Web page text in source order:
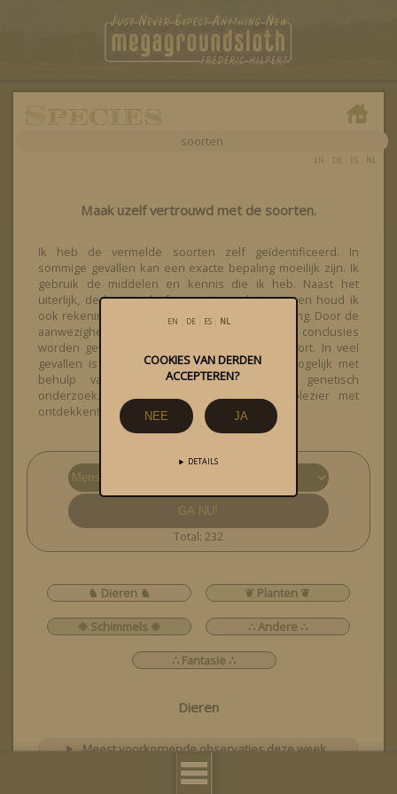
EN DE| ES| NL
COOKIES VAN DERDEN
ACCEPTEREN?
NEE JA
DETAILS
soorten
EN DE ES NL
Maak uzelf vertrouwd met de soorten.
Ik heb de vermelde soorten zelf geïdentificeerd. In
sommige gevallen kan een exacte bepaling moeilijk zijn. Ik
gebruik de middelen en kennis die ik heb. Naast het
uiterlijk, de locatie, de frequentie en het seizoen houd ik
ook rekening met waarnemingen van de omgeving. Door de
aanwezigheid van andere soorten kunnen vaak conclusies
worden getrokken over de te identificeren soort. In veel
gevallen is nauwkeurige identificatie alleen mogelijk met
behulp van microscopisch of moleculair genetisch
onderzoek. Dat is mij te ambitieus. Veel plezier met
ontdekken!
Total: 232
♞ Dieren ♞ ❦ Planten ❦
❉ Schimmels ❉ ∴ Andere ∴
∴ Fantasie ∴
Dieren
Meest voorkomende observaties deze week
laat alle soorten zien